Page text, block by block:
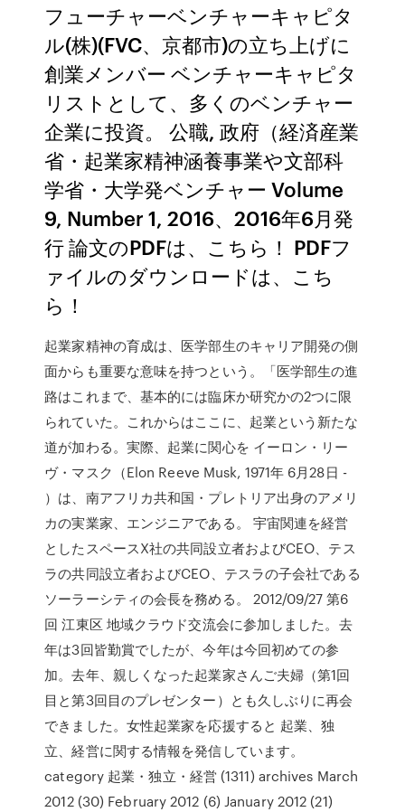
フューチャーベンチャーキャピタ
ル(株)(FVC、京都市)の立ち上げに
創業メンバー ベンチャーキャピタ
リストとして、多くのベンチャー
企業に投資。 公職, 政府（経済産業
省・起業家精神涵養事業や文部科
学省・大学発ベンチャー Volume
9, Number 1, 2016、2016年6月発
行 論文のPDFは、こちら！ PDFフ
ァイルのダウンロードは、こち
ら！
起業家精神の育成は、医学部生のキャリア開発の側
面からも重要な意味を持つという。「医学部生の進
路はこれまで、基本的には臨床か研究かの2つに限
られていた。これからはここに、起業という新たな
道が加わる。実際、起業に関心を イーロン・リー
ヴ・マスク（Elon Reeve Musk, 1971年 6月28日 -
）は、南アフリカ共和国・プレトリア出身のアメリ
カの実業家、エンジニアである。 宇宙関連を経営
としたスペースX社の共同設立者およびCEO、テス
ラの共同設立者およびCEO、テスラの子会社である
ソーラーシティの会長を務める。 2012/09/27 第6
回 江東区 地域クラウド交流会に参加しました。去
年は3回皆勤賞でしたが、今年は今回初めての参
加。去年、親しくなった起業家さんご夫婦（第1回
目と第3回目のプレゼンター）とも久しぶりに再会
できました。女性起業家を応援すると 起業、独
立、経営に関する情報を発信しています。
category 起業・独立・経営 (1311) archives March
2012 (30) February 2012 (6) January 2012 (21)